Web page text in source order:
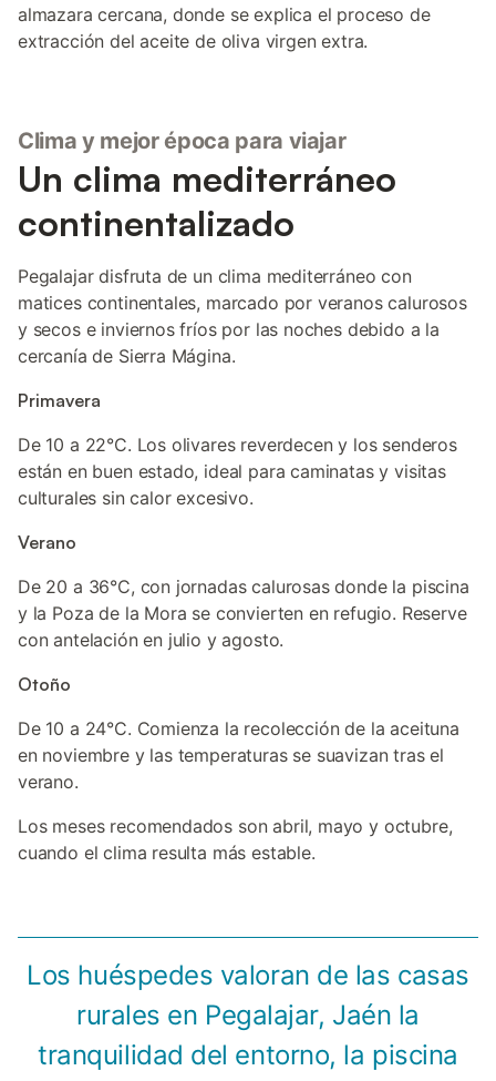
almazara cercana, donde se explica el proceso de
extracción del aceite de oliva virgen extra.
Clima y mejor época para viajar
Un clima mediterráneo
continentalizado
Pegalajar disfruta de un clima mediterráneo con
matices continentales, marcado por veranos calurosos
y secos e inviernos fríos por las noches debido a la
cercanía de Sierra Mágina.
Primavera
De 10 a 22°C. Los olivares reverdecen y los senderos
están en buen estado, ideal para caminatas y visitas
culturales sin calor excesivo.
Verano
De 20 a 36°C, con jornadas calurosas donde la piscina
y la Poza de la Mora se convierten en refugio. Reserve
con antelación en julio y agosto.
Otoño
De 10 a 24°C. Comienza la recolección de la aceituna
en noviembre y las temperaturas se suavizan tras el
verano.
Los meses recomendados son abril, mayo y octubre,
cuando el clima resulta más estable.
Los huéspedes valoran de las casas
rurales en Pegalajar, Jaén la
tranquilidad del entorno, la piscina